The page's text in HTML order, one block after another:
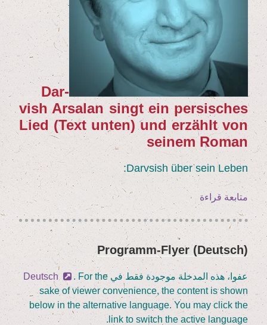
Dar­
vish Arsalan singt ein per­si­sches
Lied (Text unten) und erzählt von
sei­nem Roman
Darv­sish über sein Leben:
متابعة قراءة
„(Deutsch)
Dar­
vish
Arsalan
–
Sän­
ger
und
Buchautor”
نُشر
في
(Deutsch) Pro­gramm-Fly­er
عفوا، هذه المدخلة موجودة فقط في Deutsch
. For the
sake of view­er con­ve­ni­ence, the con­tent is shown
below in the alter­na­ti­ve lan­guage. You may click the
link to switch the acti­ve language.